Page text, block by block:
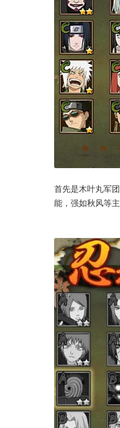
首先是木叶丸军
能，强如秋风等